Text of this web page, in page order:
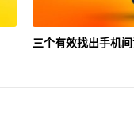
三个有效找出手机